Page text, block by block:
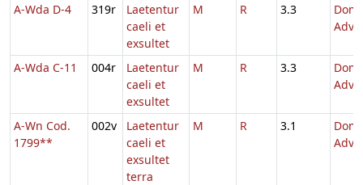
A-Wda D-4 319r
Laetentur
caeli et
exsultet
M R 3.3
A-Wda C-11 004r
Laetentur
caeli et
exsultet
M R 3.3
A-Wn Cod.
1799**
002v
Laetentur
caeli et
exsultet
terra
M R 3.1